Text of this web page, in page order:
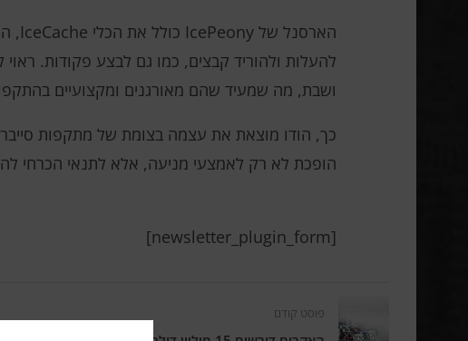
להעלות ולהוריד קבצים, כמו גם לבצע פקודות. ראוי
ושבת, מה שמעיד שהם מאורגנים ומקצועיים
כך, הודו מוצאת את עצמה בצומת של מתקפות
הופכת לא רק לאמצעי מניעה, אלא לתנאי הכרחי
[newsletter_plugin_form]
פוסט קודם